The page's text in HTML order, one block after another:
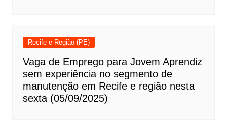
Recife e Região (PE)
Vaga de Emprego para Jovem Aprendiz
sem experiência no segmento de
manutenção em Recife e região nesta
sexta (05/09/2025)